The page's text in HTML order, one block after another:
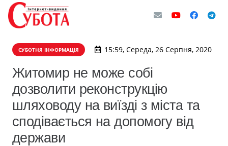
СУБОТНЯ ІНФОРМАЦІЯ 15:59, Середа, 26 Серпня, 2020
Житомир не може собі
дозволити реконструкцію
шляховоду на виїзді з міста та
сподівається на допомогу від
держави